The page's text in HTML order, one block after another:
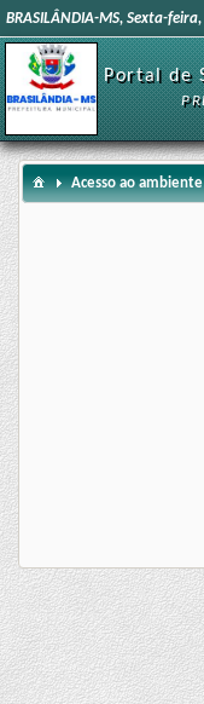
BRASILÂNDIA-MS, Sexta-
Portal de
Acesso ao